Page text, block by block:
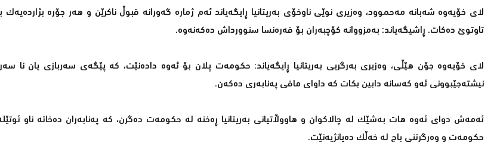
لای خۆیەوە شەبانە مەحموود، وەزیری نوێی ناوخۆی بەریتانیا ڕایگەیاند ئەم ژمارە گەورانە قبوڵ ناكرێن و هەر جۆرە
تاوتوێ دەكات. ڕاشیگەیاند: بەمزووانە كۆچبەران بۆ فەرەنسا سنوورداش دەكەنەوە.
لای خۆیەوە جۆن هێڵی، وەزیری بەرگریی بەریتانیا ڕایگەیاند: حكومەت پلان بۆ ئەوە دادەنێت، كە پێگەی سەربازی یان نا
نیشتەجێبوونی ئەو كەسانە دابین بكات كە داوای مافی پەنابەری دەكەن.
ئەمەش دوای ئەوە هات بەشێك لە چالاكوان و هاووڵاتیانی بەریتانیا ڕەخنە لە حكومەت دەگرن، كە پەنابەران دەخاتە ناو
حكومەت و وەرگرتنی باج لە خەڵك دەیانژیەنێت.